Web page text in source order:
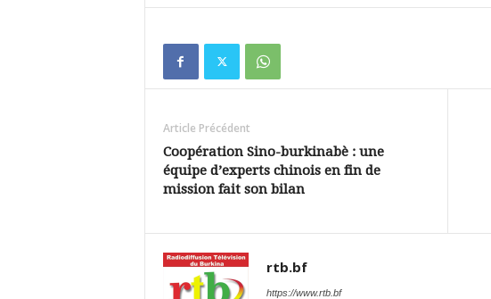
Article Précédent
Coopération Sino-burkinabè : une
équipe d’experts chinois en fin de
mission fait son bilan
rtb.bf
https://www.rtb.bf